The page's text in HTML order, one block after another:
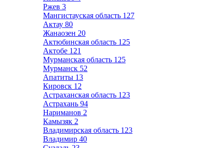
Ржев 3
Мангистауская область 127
Актау 80
Жанаозен 20
Актюбинская область 125
Актобе 121
Мурманская область 125
Мурманск 52
Апатиты 13
Кировск 12
Астраханская область 123
Астрахань 94
Нариманов 2
Камызяк 2
Владимирская область 123
Владимир 40